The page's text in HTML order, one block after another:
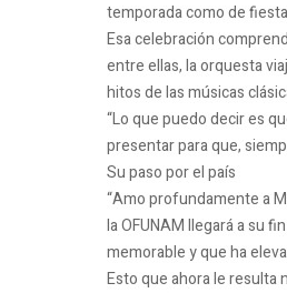
temporada como de
Esa celebración
entre ellas, la orquesta
hitos de las músicas
“Lo que puedo decir es
presentar para que,
Su paso por el país
“Amo profundamente a
la OFUNAM llegará a su
memorable y que ha
Esto que ahora le resulta